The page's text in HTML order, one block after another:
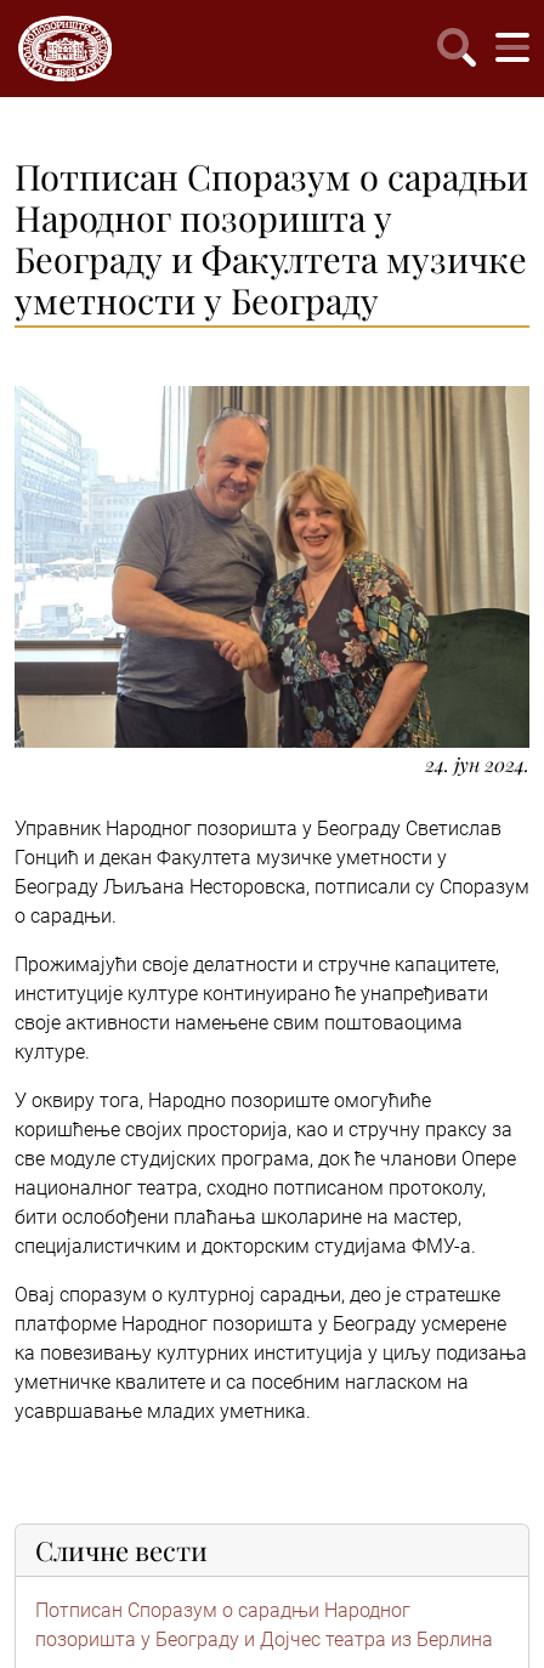
Потписан Споразум о сарадњи
Народног позоришта у
Београду и Факултета музичке
уметности у Београду
24. јун 2024.
Управник Народног позоришта у Београду Светислав
Гонцић и декан Факултета музичке уметности у
Београду Љиљана Несторовска, потписали су Споразум
о сарадњи.
Прожимајући своје делатности и стручне капацитете,
институције културе континуирано ће унапређивати
своје активности намењене свим поштоваоцима
културе.
У оквиру тога, Народно позориште омогућиће
коришћење својих просторија, као и стручну праксу за
све модуле студијских програма, док ће чланови Опере
националног театра, сходно потписаном протоколу,
бити ослобођени плаћања школарине на мастер,
специјалистичким и докторским студијама ФМУ-а.
Овај споразум о културној сарадњи, део је стратешке
платформе Народног позоришта у Београду усмерене
ка повезивању културних институција у циљу подизања
уметничке квалитете и са посебним нагласком на
усавршавање младих уметника.
Сличне вести
Потписан Споразум о сарадњи Народног
позоришта у Београду и Дојчес театра из Берлина